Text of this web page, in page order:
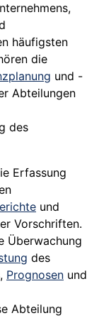
häufigsten
die
und -
Abteilungen
des
Erfassung
und
Vorschriften.
Überwachung
des
Prognosen und
Abteilung